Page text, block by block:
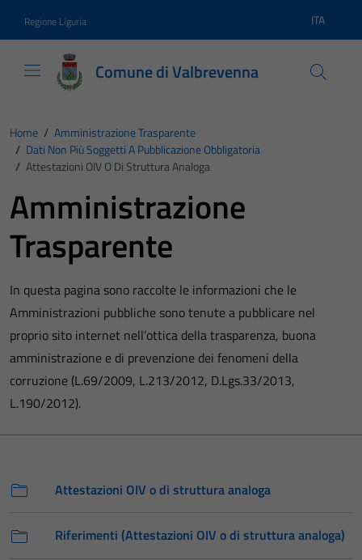
Regione Liguria Lingua
ITA
Comune di Valbrevenna
Home / Amministrazione Trasparente
/ Dati Non Più Soggetti A Pubblicazione Obbligatoria
/ Attestazioni OIV O Di Struttura Analoga
Amministrazione
Trasparente
In questa pagina sono raccolte le informazioni che le
Amministrazioni pubbliche sono tenute a pubblicare nel
proprio sito internet nell’ottica della trasparenza, buona
amministrazione e di prevenzione dei fenomeni della
corruzione (L.69/2009, L.213/2012, D.Lgs.33/2013,
L.190/2012).
Attestazioni OIV o di struttura analoga
Riferimenti (Attestazioni OIV o di struttura analoga)